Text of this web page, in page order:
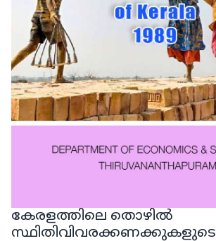
കേരളത്തിലെ തൊഴിൽ
സ്ഥിതിവിവരക്കണക്കുകളുടെ